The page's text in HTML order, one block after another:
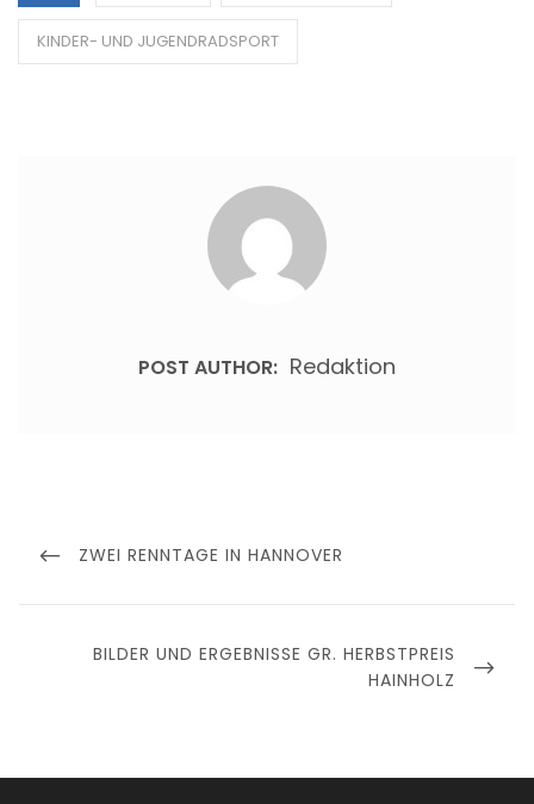
KINDER- UND JUGENDRADSPORT
POST AUTHOR: Redaktion
PREVIOUS
ZWEI RENNTAGE IN HANNOVER
NEXT
BILDER UND ERGEBNISSE GR. HERBSTPREIS
HAINHOLZ